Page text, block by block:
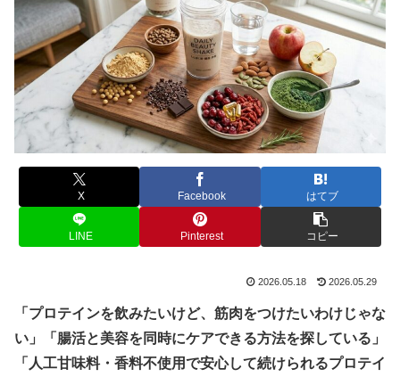
X Facebook はてブ
LINE Pinterest コピー
2026.05.18 2026.05.29
「プロテインを飲みたいけど、筋肉をつけたいわけじゃな
い」「腸活と美容を同時にケアできる方法を探している」
「人工甘味料・香料不使用で安心して続けられるプロテイ